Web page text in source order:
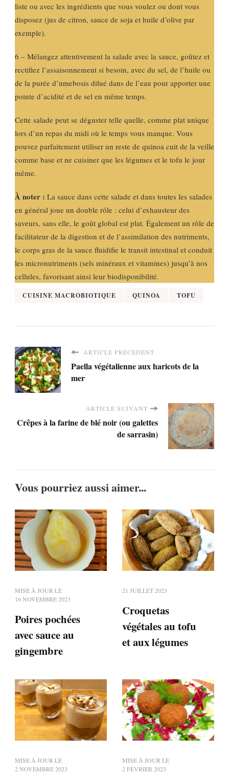
liste ou avec les ingrédients que vous voulez ou dont vous
disposez (jus de citron, sauce de soja et huile d’olive par
exemple).
6 – Mélangez attentivement la salade avec la sauce, goûtez et
rectifiez l’assaisonnement si besoin, avec du sel, de l’huile ou
de la purée d’umebosis dilué dans de l’eau pour apporter une
pointe d’acidité et de sel en même temps.
Cette salade peut se déguster telle quelle, comme plat unique
lors d’un repas du midi où le temps vous manque. Vous
pouvez parfaitement utiliser un reste de quinoa cuit de la veille
comme base et ne cuisiner que les légumes et le tofu le jour
même.
À noter : La sauce dans cette salade et dans toutes les salades
en général joue un double rôle : celui d’exhausteur des
saveurs, sans elle, le goût global est plat. Également un rôle de
facilitateur de la digestion et de l’assimilation des nutriments,
le corps gras de la sauce fluidifie le transit intestinal et conduit
les micronutriments (sels minéraux et vitamines) jusqu’à nos
cellules, favorisant ainsi leur biodisponibilité.
CUISINE MACROBIOTIQUE QUINOA TOFU
ARTICLE PRÉCÉDENT
Paella végétalienne aux haricots de la
mer
ARTICLE SUIVANT
Crêpes à la farine de blé noir (ou galettes
de sarrasin)
Vous pourriez aussi aimer...
MISE À JOUR LE
16 NOVEMBRE 2023
Poires pochées
avec sauce au
gingembre
21 JUILLET 2023
Croquetas
végétales au tofu
et aux légumes
MISE À JOUR LE
2 NOVEMBRE 2023
MISE À JOUR LE
2 FÉVRIER 2023